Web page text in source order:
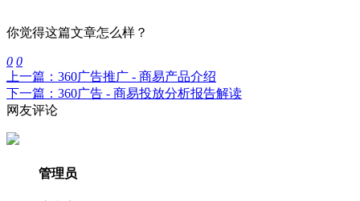
你觉得这篇文章怎么样？
0 0
上一篇：360广告推广 - 商易产品介绍
下一篇：360广告 - 商易投放分析报告解读
网友评论
管理员